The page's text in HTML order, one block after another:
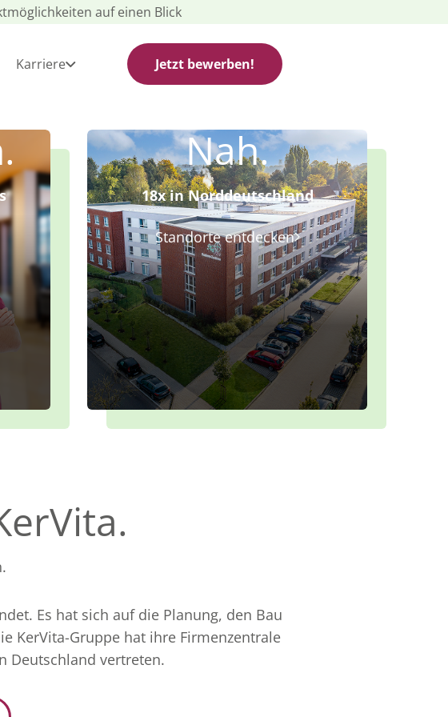
auf einen Blick
Karriere Jetzt bewerben!
Nah.
18x in Norddeutschland
Standorte entdecken
Es hat sich auf die Planung, den Bau
KerVita-Gruppe hat ihre Firmenzentrale
Deutschland vertreten.